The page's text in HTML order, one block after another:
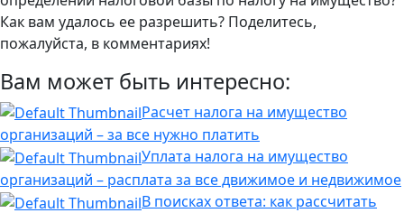
Как вам удалось ее разрешить? Поделитесь,
пожалуйста, в комментариях!
Вам может быть интересно:
Расчет налога на имущество
организаций – за все нужно платить
Уплата налога на имущество
организаций – расплата за все движимое и недвижимое
В поисках ответа: как рассчитать